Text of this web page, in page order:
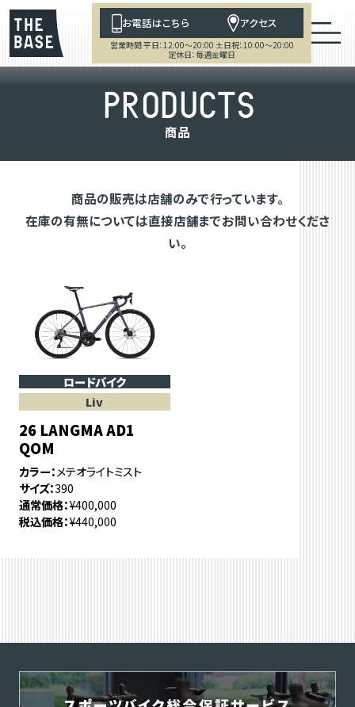
お電話はこちら アクセス
営業時間 平日：12:00～20:00 土日祝：10:00～20:00
定休日：毎週金曜日
PRODUCTS
商品
商品の販売は店舗のみで行っています。
在庫の有無については直接店舗までお問い合わせくださ
い。
ロードバイク
Liv
26 LANGMA AD1
QOM
カラー メテオライトミスト
サイズ 390
通常価格 ¥400,000
税込価格 ¥440,000